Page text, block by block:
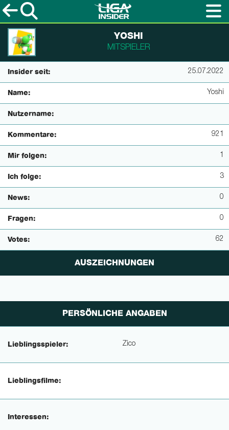
YOSHI
MITSPIELER
Insider seit: 25.07.2022
Name: Yoshi
Nutzername:
Kommentare: 921
Mir folgen: 1
Ich folge: 3
News: 0
Fragen: 0
Votes: 62
AUSZEICHNUNGEN
PERSÖNLICHE ANGABEN
Lieblingsspieler: Zico
Lieblingsfilme:
Interessen: